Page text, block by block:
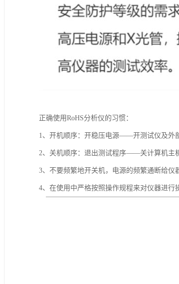
正确使用RoHS分析仪的习惯：
1、开机顺序：开稳压电源——开测试仪及外
2、关机顺序：退出测试程序——关计算机
3、不要频繁地开关机，电源的频繁通断给仪
4、在使用中严格按照操作规程来对仪器进行